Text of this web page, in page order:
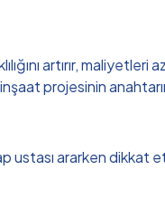
artırır, maliyetleri
projesinin
ustası ararken dikkat